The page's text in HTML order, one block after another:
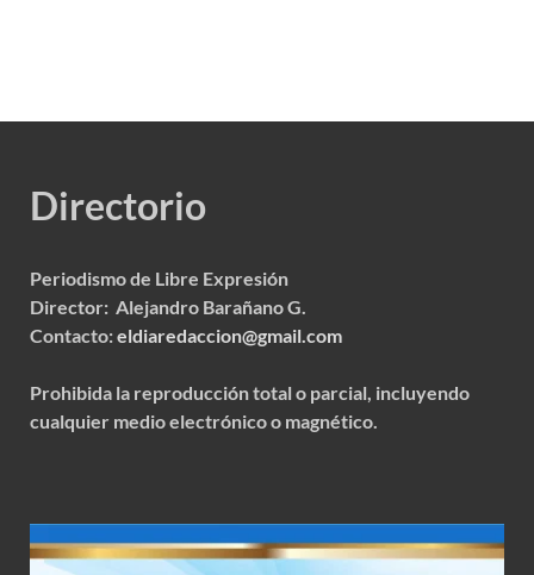
Directorio
Periodismo de Libre Expresión
Director: Alejandro Barañano G.
Contacto:eldiaredaccion@gmail.com
Prohibida la reproducción total o parcial, incluyendo
cualquier medio electrónico o magnético.